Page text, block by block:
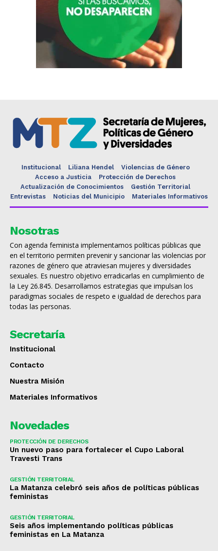
Institucional Liliana Hendel
Violencias de Género
Acceso a Justicia
Protección de Derechos
Actualización de Conocimientos
Gestión Territorial
Entrevistas
Noticias del Municipio Materiales Informativos
Nosotras
Con agenda feminista implementamos políticas públicas que
en el territorio permiten prevenir y sancionar las violencias por
razones de género que atraviesan mujeres y diversidades
sexuales. Es nuestro objetivo erradicarlas en cumplimiento de
la Ley 26.845. Desarrollamos estrategias que impulsan los
paradigmas sociales de respeto e igualdad de derechos para
todas las personas.
Secretaría
Institucional
Contacto
Nuestra Misión
Materiales Informativos
Novedades
PROTECCIÓN DE DERECHOS
Un nuevo paso para fortalecer el Cupo Laboral
Travesti Trans
GESTIÓN TERRITORIAL
La Matanza celebró seis años de políticas públicas
feministas
GESTIÓN TERRITORIAL
Seis años implementando políticas públicas
feministas en La Matanza